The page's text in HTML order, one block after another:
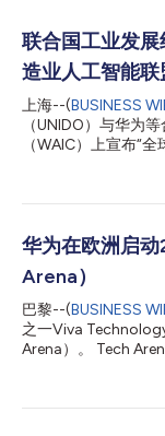
联合国工业发
造业人工智能联
上海--(BUSINESS
（UNIDO）与华为
（WAIC）上宣布“
的应用和创新。
道德、可持续和包容
这场人工智能革命中
景的最前沿。让我们
术惠及所有人。让创
为企业沟通部副总裁
UNIDO及联盟伙伴
华为在欧洲启
Arena）
巴黎--(BUSINESS
之一Viva
Arena）。 Tech
场Tech Arena，预